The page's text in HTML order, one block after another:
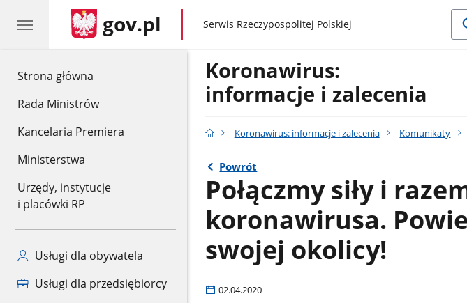
Strona główna
Rada Ministrów
Kancelaria Premiera
Ministerstwa
Urzędy, instytucje
i placówki RP
Usługi dla obywatela
Usługi dla przedsiębiorcy
gov.pl gov.pl
Serwis Rzeczypospolitej Polskiej
Koronawirus:
informacje i zalecenia
Koronawirus: informacje i zalecenia Komunikaty
Powrót
Połączmy siły i
koronawirusa.
swojej okolicy!
02.04.2020